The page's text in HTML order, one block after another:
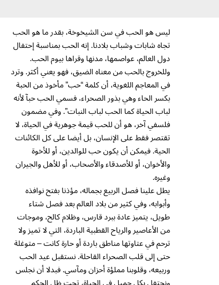
ليس هو الحب في سن الشيخوخة، بقدر ما هو الحب
تجاه شابات وشباب بلادنا. إنه الحب بمناسبة إحتفال
دول العالم، عواصمها، مدنها وقراها بيوم الحب.
وللخروج بالحب من معناه الضيق، فهو يعني أكثر. وترد
في المعاجم اللغوية، أن كلمة “حب” مأخوذ من الحبة
بكسر الحاء وهي بذور الصحراء، فسمي الحب حبآ لأنه
لباب الحياة كما الحب لباب النبات”. وفي مضمون
فلسفي آخر، هو أن للحب قيمة جوهرية في الحياة، لا
تقتصر فقط على الإنسان، بل أيضا على كل الكائنات
الحية. فيمكن أن يكون حب للوالدين، أو للأخوة
والأخوان، أو للأصدقاء والأصحاب، أو للأهل والجيران
وغيره.
يطل علينا فصل الربيع بجماله، مؤذنا بفتح نوافذه
وأبوابه، وفي كثير من بلاد العالم بعد فصل شتاء
طويل، يتميز عادة ببرد قارس، وظلام كالح، وموجات
من الأعاصير والرياح القطبية الباردة، التي لا تميز ولا
ترحم في عتاوتها مناطق باردة أو حارة كانت – متوغلة
حتى إلى قلب الصحراء القاحلة. نستقبل عيد الحب
وربيعه، وقلوبنا مملؤة أحزان ومآسي. فبدلا أن نجلس